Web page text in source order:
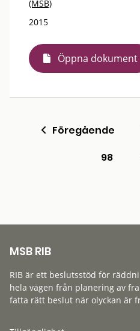
(MSB)
2015
Öppna dokument
Föregående
98
MSB RIB
RIB är ett beslutsstöd för
hela vägen från planering av
fatta rätt beslut när olyckan är